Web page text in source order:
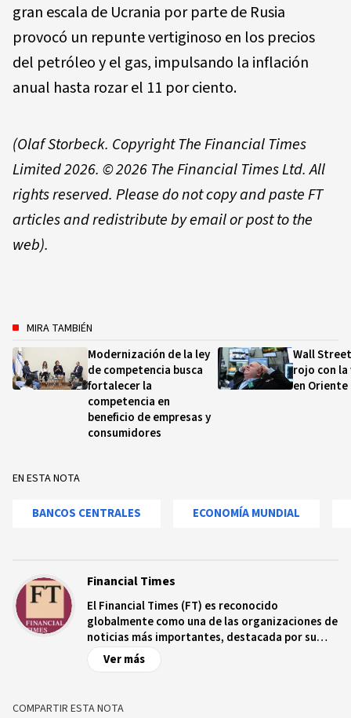
gran escala de Ucrania por parte de Rusia
provocó un repunte vertiginoso en los precios
del petróleo y el gas, impulsando la inflación
anual hasta rozar el 11 por ciento.
(Olaf Storbeck. Copyright The Financial Times
Limited 2026. © 2026 The Financial Times Ltd. All
rights reserved. Please do not copy and paste FT
articles and redistribute by email or post to the
web).
MIRA TAMBIÉN
Modernización de la ley
de competencia busca
fortalecer la
competencia en
beneficio de empresas y
consumidores
Wall
rojo con
en
EN ESTA NOTA
BANCOS CENTRALES ECONOMÍA MUNDIAL
Financial Times
El Financial Times (FT) es reconocido
globalmente como una de las organizaciones de
noticias más importantes, destacada por su
autoridad e integridad editorial. Fundado en
1888, ha evolucionado de ser un diario enfocado
Ver más
COMPARTIR ESTA NOTA